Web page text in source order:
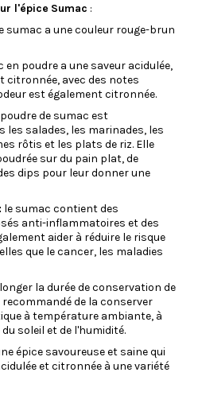
l'épice Sumac :
sumac a une couleur rouge-brun
en poudre a une saveur acidulée,
citronnée, avec des notes
est également citronnée.
de sumac est
salades, les marinades, les
rôtis et les plats de riz. Elle
sur du pain plat, de
dips pour leur donner une
le sumac contient des
anti-inflammatoires et des
aider à réduire le risque
que le cancer, les maladies
la durée de conservation de
de la conserver
à température ambiante, à
soleil et de l'humidité.
épice savoureuse et saine qui
et citronnée à une variété